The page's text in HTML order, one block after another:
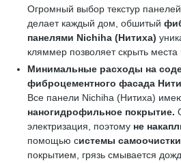
Огромный выбор текстур
делает каждый дом, обшитый
панелями Nichiha (Нитиха)
кляммер позволяет скрыть места
Минимальные расходы на
фиброцементного фасада
Все панели Nichiha (Нитиха)
наногидрофильное покрытие.
электризация, поэтому не
помощью системы самоочистки
покрытием, грязь смывается